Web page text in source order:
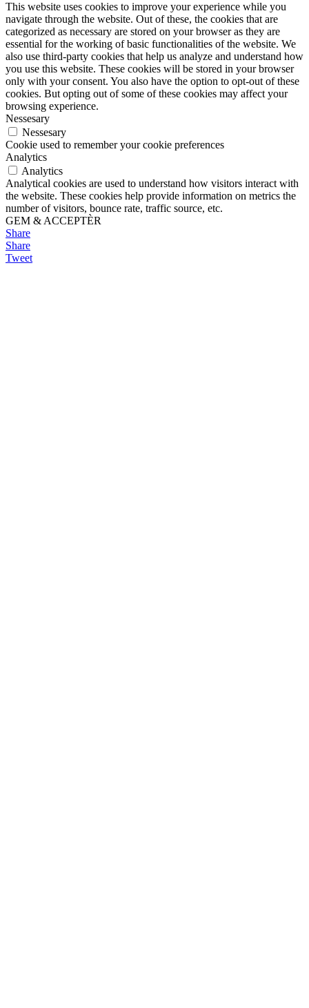
This website uses cookies to improve your experience while you
navigate through the website. Out of these, the cookies that are
categorized as necessary are stored on your browser as they are
essential for the working of basic functionalities of the website. We
also use third-party cookies that help us analyze and understand how
you use this website. These cookies will be stored in your browser
only with your consent. You also have the option to opt-out of these
cookies. But opting out of some of these cookies may affect your
browsing experience.
Nessesary
Nessesary
Cookie used to remember your cookie preferences
Analytics
Analytics
Analytical cookies are used to understand how visitors interact with
the website. These cookies help provide information on metrics the
number of visitors, bounce rate, traffic source, etc.
GEM & ACCEPTÈR
Share
Share
Tweet